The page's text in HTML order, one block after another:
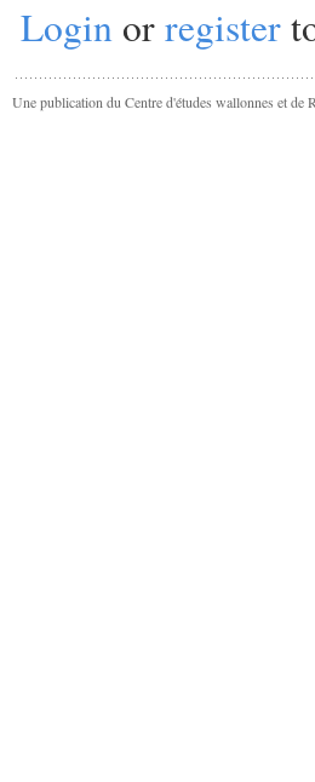
Loginorregister
Une publication du Centre d'études wallonnes et de